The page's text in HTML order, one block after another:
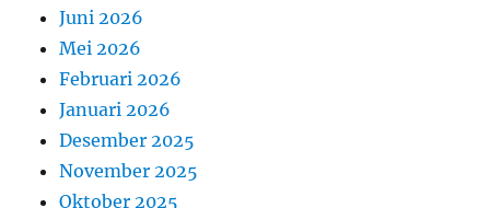
Juni 2026
Mei 2026
Februari 2026
Januari 2026
Desember 2025
November 2025
Oktober 2025